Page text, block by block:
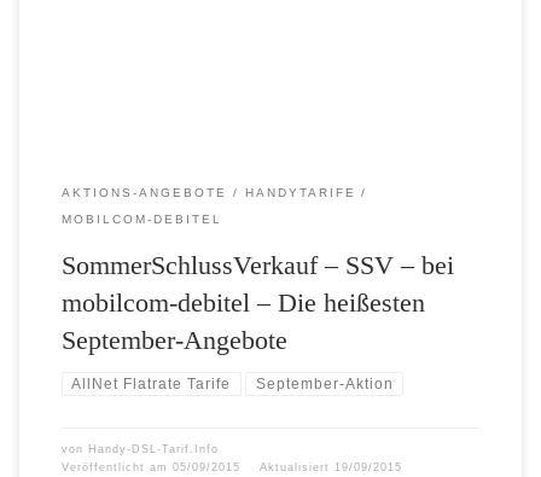
AKTIONS-ANGEBOTE
HANDYTARIFE
MOBILCOM-DEBITEL
SommerSchlussVerkauf – SSV – bei
mobilcom-debitel – Die heißesten
September-Angebote
AllNet Flatrate Tarife September-Aktion
von Handy-DSL-Tarif.Info
Veröffentlicht am 05/09/2015 Aktualisiert 19/09/2015